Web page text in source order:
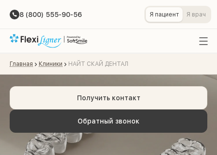
8 (800) 555-90-56 Я пациент Я врач
Главная Клиники НАЙТ СКАЙ ДЕНТАЛ
Обратный звонок
Получить контакт